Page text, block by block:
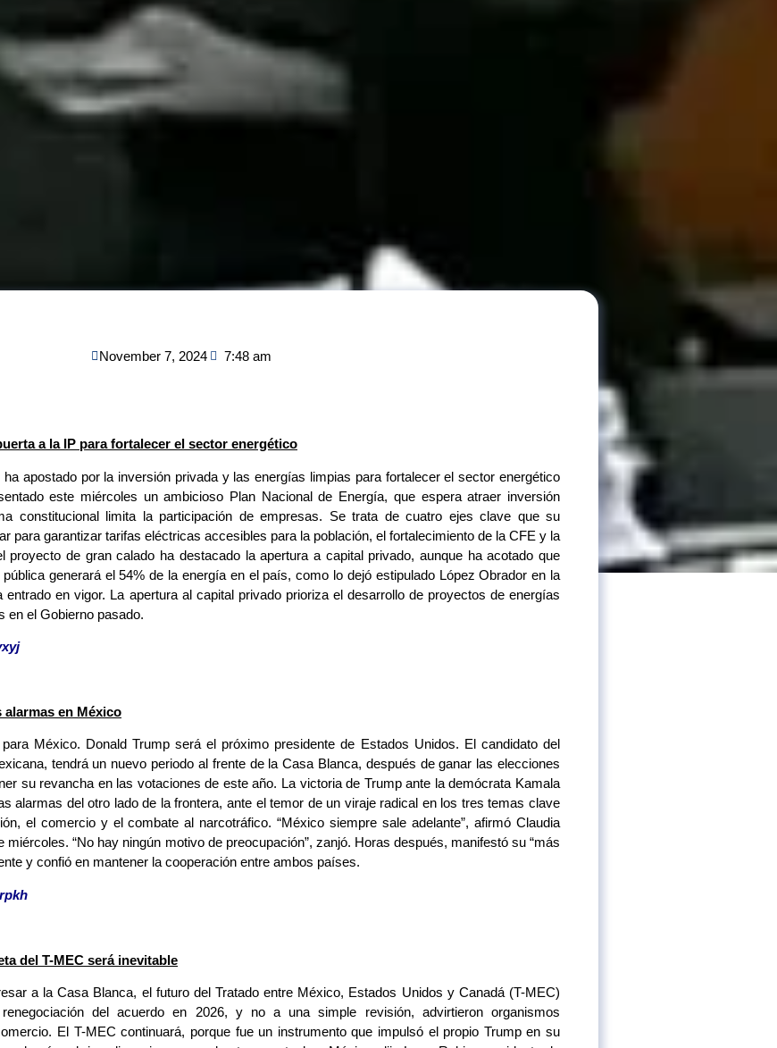
November 7, 2024 7:48 am
a la IP para fortalecer el sector energético
apostado por la inversión privada y las energías limpias para fortalecer el sector energético
este miércoles un ambicioso Plan Nacional de Energía, que espera atraer inversión
constitucional limita la participación de empresas. Se trata de cuatro ejes clave que su
para garantizar tarifas eléctricas accesibles para la población, el fortalecimiento de la CFE y la
proyecto de gran calado ha destacado la apertura a capital privado, aunque ha acotado que
generará el 54% de la energía en el país, como lo dejó estipulado López Obrador en la
en vigor. La apertura al capital privado prioriza el desarrollo de proyectos de energías
en el Gobierno pasado.
alarmas en México
México. Donald Trump será el próximo presidente de Estados Unidos. El candidato del
tendrá un nuevo periodo al frente de la Casa Blanca, después de ganar las elecciones
su revancha en las votaciones de este año. La victoria de Trump ante la demócrata Kamala
alarmas del otro lado de la frontera, ante el temor de un viraje radical en los tres temas clave
el comercio y el combate al narcotráfico. “México siempre sale adelante”, afirmó Claudia
miércoles. “No hay ningún motivo de preocupación”, zanjó. Horas después, manifestó su “más
y confió en mantener la cooperación entre ambos países.
del T-MEC será inevitable
a la Casa Blanca, el futuro del Tratado entre México, Estados Unidos y Canadá (T-MEC)
del acuerdo en 2026, y no a una simple revisión, advirtieron organismos
El T-MEC continuará, porque fue un instrumento que impulsó el propio Trump en su